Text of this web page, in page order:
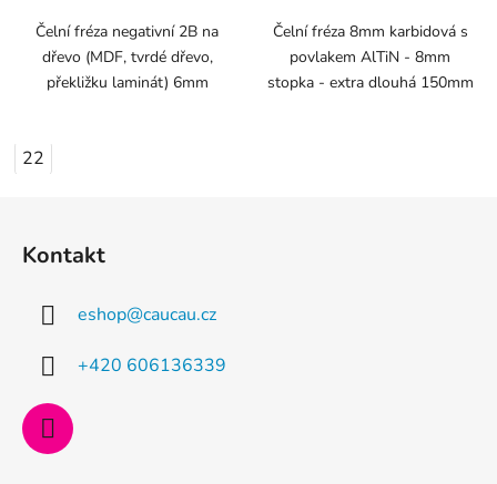
Čelní fréza negativní 2B na
dřevo (MDF, tvrdé dřevo,
překližku laminát) 6mm
22
Čelní fréza 8mm karbidová s
povlakem AlTiN - 8mm
stopka - extra dlouhá 150mm
Kontakt
eshop@caucau.cz
+420 606136339